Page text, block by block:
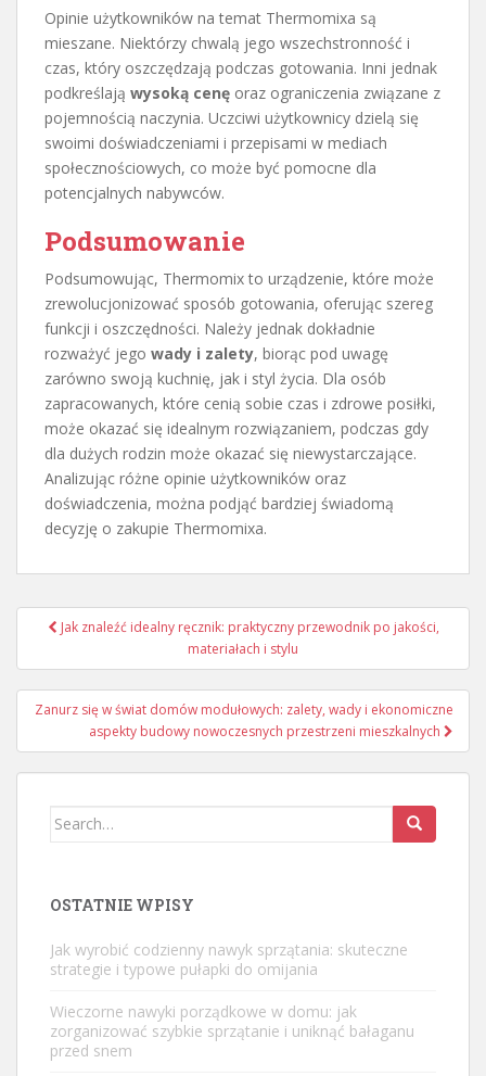
Opinie użytkowników na temat Thermomixa są
mieszane. Niektórzy chwalą jego wszechstronność i
czas, który oszczędzają podczas gotowania. Inni jednak
podkreślają wysoką cenę oraz ograniczenia związane z
pojemnością naczynia. Uczciwi użytkownicy dzielą się
swoimi doświadczeniami i przepisami w mediach
społecznościowych, co może być pomocne dla
potencjalnych nabywców.
Podsumowanie
Podsumowując, Thermomix to urządzenie, które może
zrewolucjonizować sposób gotowania, oferując szereg
funkcji i oszczędności. Należy jednak dokładnie
rozważyć jego wady i zalety, biorąc pod uwagę
zarówno swoją kuchnię, jak i styl życia. Dla osób
zapracowanych, które cenią sobie czas i zdrowe posiłki,
może okazać się idealnym rozwiązaniem, podczas gdy
dla dużych rodzin może okazać się niewystarczające.
Analizując różne opinie użytkowników oraz
doświadczenia, można podjąć bardziej świadomą
decyzję o zakupie Thermomixa.
Nawigacja
Jak znaleźć idealny ręcznik: praktyczny przewodnik po jakości,
materiałach i stylu
Zanurz się w świat domów modułowych: zalety, wady i ekonomiczne
aspekty budowy nowoczesnych przestrzeni mieszkalnych
Search
OSTATNIE WPISY
Jak wyrobić codzienny nawyk sprzątania: skuteczne
strategie i typowe pułapki do omijania
Wieczorne nawyki porządkowe w domu: jak
zorganizować szybkie sprzątanie i uniknąć bałaganu
przed snem